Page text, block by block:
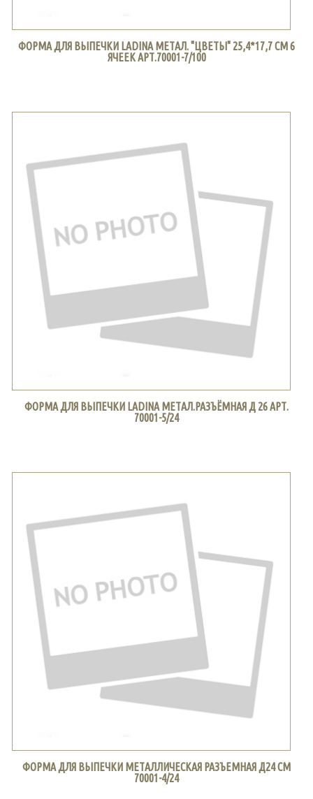
ФОРМА ДЛЯ ВЫПЕЧКИ LADINA МЕТАЛ. "ЦВЕТЫ" 25,4*17,7 СМ 6
ЯЧЕЕК АРТ.70001-7/100
ФОРМА ДЛЯ ВЫПЕЧКИ LADINA МЕТАЛ.РАЗЪЁМНАЯ Д 26 АРТ.
70001-5/24
ФОРМА ДЛЯ ВЫПЕЧКИ МЕТАЛЛИЧЕСКАЯ РАЗЪЕМНАЯ Д24 СМ
70001-4/24